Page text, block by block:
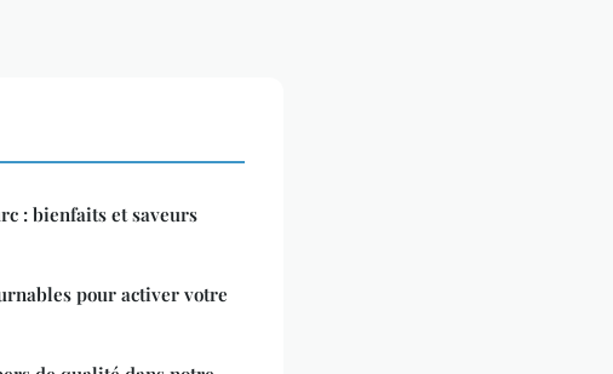
: bienfaits et saveurs
pour activer votre